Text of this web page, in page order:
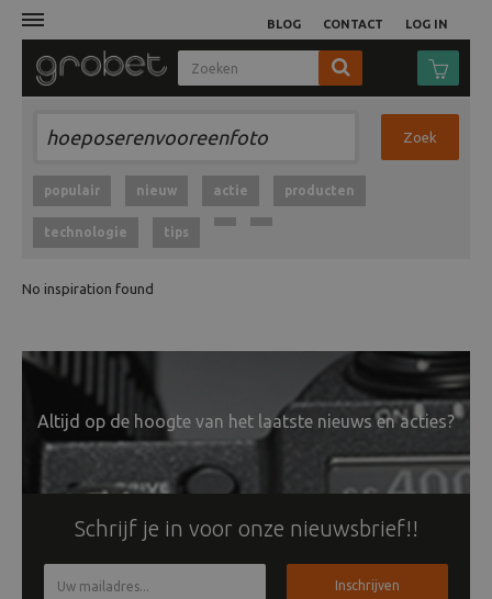
LOG IN
BLOG CONTACT
Afdruk
Fotocamera
Objectieven
Video
Tassen
Statieven
Beeld en bewerking
Zoek
populair nieuw actie producten
technologie tips
No inspiration found
Altijd op de hoogte van het laatste nieuws en acties?
Schrijf je in voor onze nieuwsbrief!!
Inschrijven